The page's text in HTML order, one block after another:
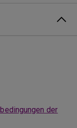
der